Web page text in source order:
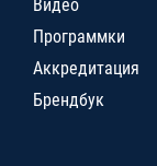
Видео
Программки
Аккредитация
Брендбук